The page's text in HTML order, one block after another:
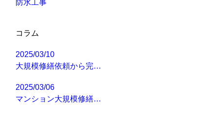
防水工事
コラム
2025/03/10
大規模修繕依頼から完…
2025/03/06
マンション大規模修繕…